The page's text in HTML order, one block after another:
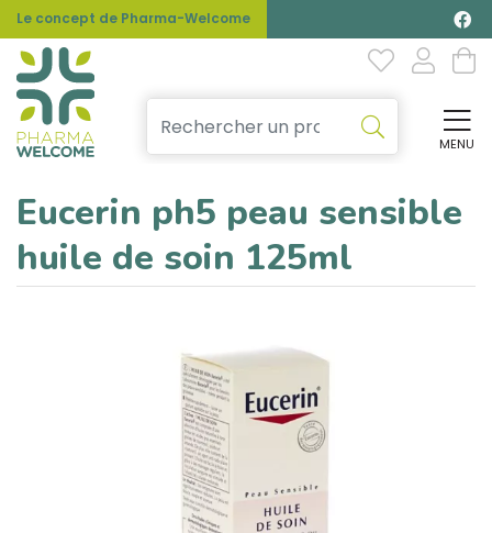
Le concept de Pharma-Welcome
MENU
Eucerin ph5 peau sensible
huile de soin 125ml